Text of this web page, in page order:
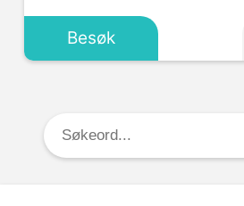
Besøk
Søkeord: